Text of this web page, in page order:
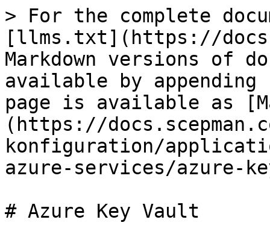
> For the complete
[llms.txt](https://
Markdown versions of
available by
page is available as
(https://
konfiguration/
azure-services/azure-
# Azure Key Vault